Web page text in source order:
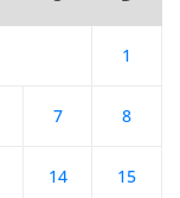
1
7 8
14 15